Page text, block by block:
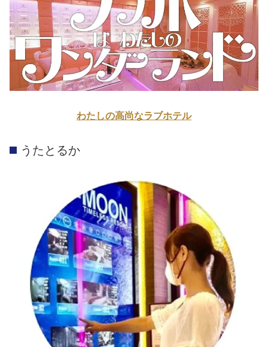
わたしの高尚なラブホテル
うたとるか